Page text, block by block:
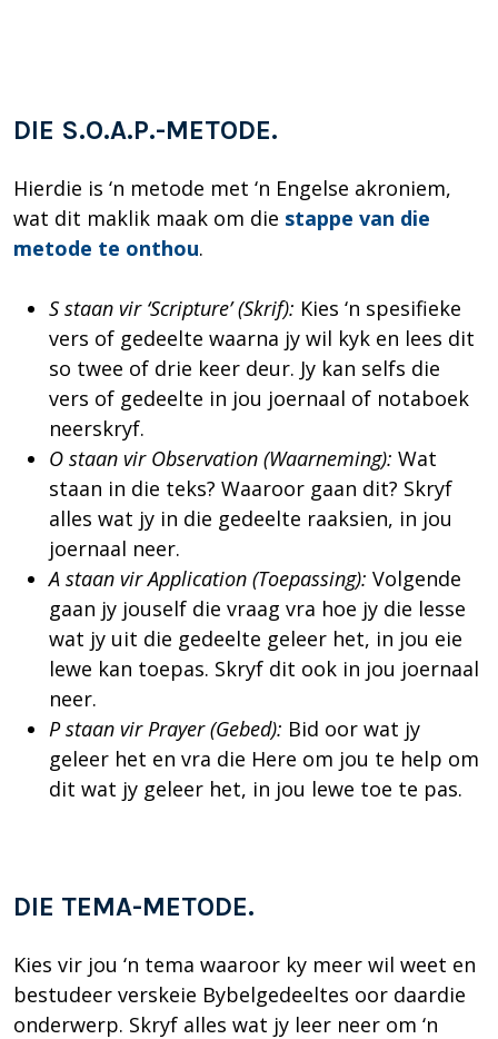
DIE S.O.A.P.-METODE.
Hierdie is ‘n metode met ‘n Engelse akroniem,
wat dit maklik maak om die stappe van die
metode te onthou.
S staan vir ‘Scripture’ (Skrif): Kies ‘n spesifieke
vers of gedeelte waarna jy wil kyk en lees dit
so twee of drie keer deur. Jy kan selfs die
vers of gedeelte in jou joernaal of notaboek
neerskryf.
O staan vir Observation (Waarneming): Wat
staan in die teks? Waaroor gaan dit? Skryf
alles wat jy in die gedeelte raaksien, in jou
joernaal neer.
A staan vir Application (Toepassing): Volgende
gaan jy jouself die vraag vra hoe jy die lesse
wat jy uit die gedeelte geleer het, in jou eie
lewe kan toepas. Skryf dit ook in jou joernaal
neer.
P staan vir Prayer (Gebed): Bid oor wat jy
geleer het en vra die Here om jou te help om
dit wat jy geleer het, in jou lewe toe te pas.
DIE TEMA-METODE.
Kies vir jou ‘n tema waaroor ky meer wil weet en
bestudeer verskeie Bybelgedeeltes oor daardie
onderwerp. Skryf alles wat jy leer neer om ‘n